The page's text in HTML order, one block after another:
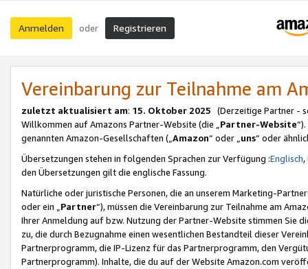
Anmelden oder Registrieren
Vereinbarung zur Teilnahme am
zuletzt aktualisiert am: 15. Oktober 2025 (Derzeitige Partner -
Willkommen auf Amazons Partner-Website (die „Partner-Website
genannten Amazon-Gesellschaften („Amazon“ oder „uns“ oder
Übersetzungen stehen in folgenden Sprachen zur Verfügung :Englisch,
den Übersetzungen gilt die englische Fassung.
Natürliche oder juristische Personen, die an unserem Marketing-
oder ein „Partner“), müssen die Vereinbarung zur Teilnahme am
Ihrer Anmeldung auf bzw. Nutzung der Partner-Website stimmen Sie
zu, die durch Bezugnahme einen wesentlichen Bestandteil dieser
Partnerprogramm, die IP-Lizenz für das Partnerprogramm, den
Partnerprogramm). Inhalte, die du auf der Website Amazon.com